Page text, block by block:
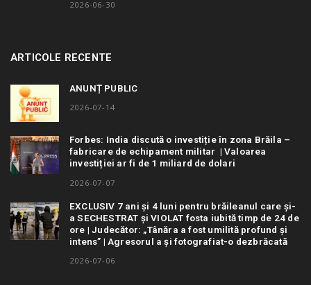
2026-06-30
ARTICOLE RECENTE
ANUNȚ PUBLIC
2026-07-14
Forbes: India discută o investiție în zona Brăila –
fabricare de echipament militar | Valoarea
investiției ar fi de 1 miliard de dolari
2026-07-07
EXCLUSIV 7 ani și 4 luni pentru brăileanul care și-
a SECHESTRAT și VIOLAT fosta iubită timp de 24 de
ore | Judecător: „Tânăra a fost umilită profund și
intens” | Agresorul a și fotografiat-o dezbrăcată
2026-07-06